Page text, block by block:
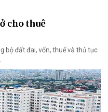
cho thuê
bộ đất đai, vốn, thuế và thủ tục